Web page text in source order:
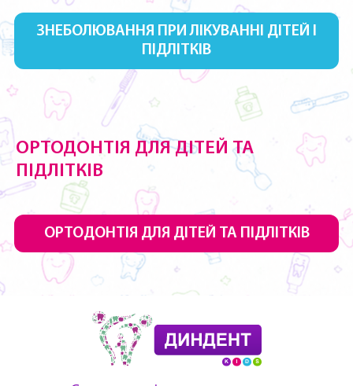
ЗНЕБОЛЮВАННЯ ПРИ ЛІКУВАННІ ДІТЕЙ І
ПІДЛІТКІВ
ОРТОДОНТІЯ ДЛЯ ДІТЕЙ ТА
ПІДЛІТКІВ
ОРТОДОНТІЯ ДЛЯ ДІТЕЙ ТА ПІДЛІТКІВ